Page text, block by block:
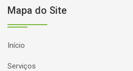
Mapa do Site
Início
Serviços